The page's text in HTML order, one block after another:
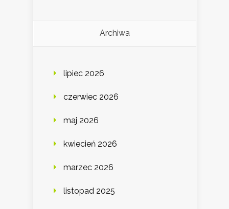
Archiwa
lipiec 2026
czerwiec 2026
maj 2026
kwiecień 2026
marzec 2026
listopad 2025